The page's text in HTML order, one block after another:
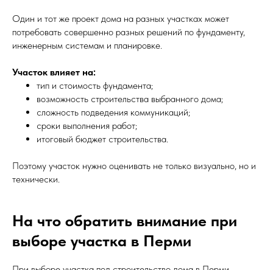
Один и тот же проект дома на разных участках может
потребовать совершенно разных решений по фундаменту,
инженерным системам и планировке.
Участок влияет на:
тип и стоимость фундамента;
возможность строительства выбранного дома;
сложность подведения коммуникаций;
сроки выполнения работ;
итоговый бюджет строительства.
Поэтому участок нужно оценивать не только визуально, но и
технически.
На что обратить внимание при
выборе участка в Перми